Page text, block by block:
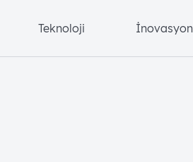
Teknoloji İnovasyon